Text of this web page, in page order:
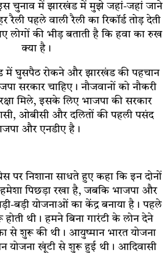
चुनाव में झारखंड में मुझे जहां-जहां जाने
रैली पहले वाली रैली का रिकॉर्ड तोड़ देती
लोगों की भीड़ बताती है कि हवा का रुख
क्या है।
में घुसपैठ रोकने और झारखंड की पहचान
सरकार चाहिए। नौजवानों को नौकरी
मिले, इसके लिए भाजपा की सरकार
ओबीसी और दलितों की पहली पसंद
और एनडीए है।
पर निशाना साधते हुए कहा कि इन दोनों
हमेशा पिछड़ा रखा है, जबकि भाजपा और
बड़ी योजनाओं का केंद्र बनाया है। पहले
थी। हमने बिना गारंटी के लोन देने
से शुरू की थी। आयुष्मान भारत योजना
योजना खूंटी से शुरू हुई थी। आदिवासी